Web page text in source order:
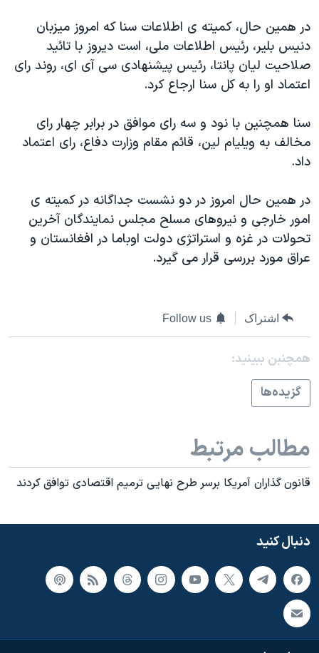
در همین حال، کمیته ی اطلاعات سنا که امروز میزبان
دنیس بلیر، رئیس اطلاعات ملی، است دیروز با تائید
صلاحیت لیان پانتا، رئیس پیشنهادی سی آی ای، روند رای
اعتماد او را به کل سنا ارجاع کرد.
سنا همچنین با نود و سه رای موافق در برابر چهار رای
مخالف به ویلیام لین، قائم مقام وزارت دفاع، رای اعتماد
داد.
در همین حال امروز در دو نشست جداگانه در کمیته ی
امور خارجی و نیروهای مسلح مجلس نمایندگان آخرین
تحولات در غزه و استراتژی دولت اوباما در افغانستان و
عراق مورد بررسی قرار می گیرد.
اشتراک Follow us
همچنبن ببینید:
گزيده‌ها
مطالب مرتبط
قانون گذاران آمريکا برسر طرح نهايی ترميم اقتصادی توافق کردند
دنبال کنید